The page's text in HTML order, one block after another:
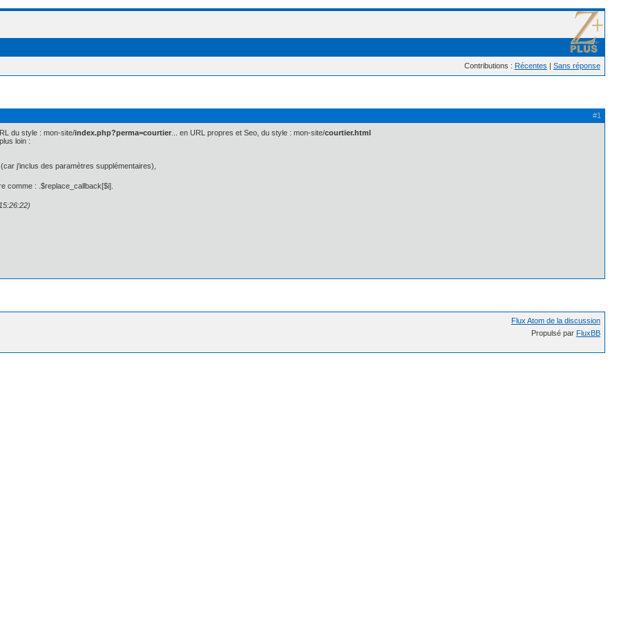
Contributions : Récentes | Sans réponse
#1
du style : mon-site/index.php?perma=courtier ... en URL propres et Seo, du style : mon-site/courtier.html
loin :
j'inclus des paramètres supplémentaires),
comme : .$replace_callback[$i].
Flux Atom de la discussion
Propulsé par FluxBB